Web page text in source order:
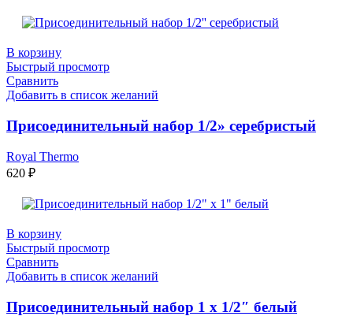
В корзину
Быстрый просмотр
Сравнить
Добавить в список желаний
Присоединительный набор 1/2» серебристый
Royal Thermo
620 ₽
В корзину
Быстрый просмотр
Сравнить
Добавить в список желаний
Присоединительный набор 1 х 1/2″ белый